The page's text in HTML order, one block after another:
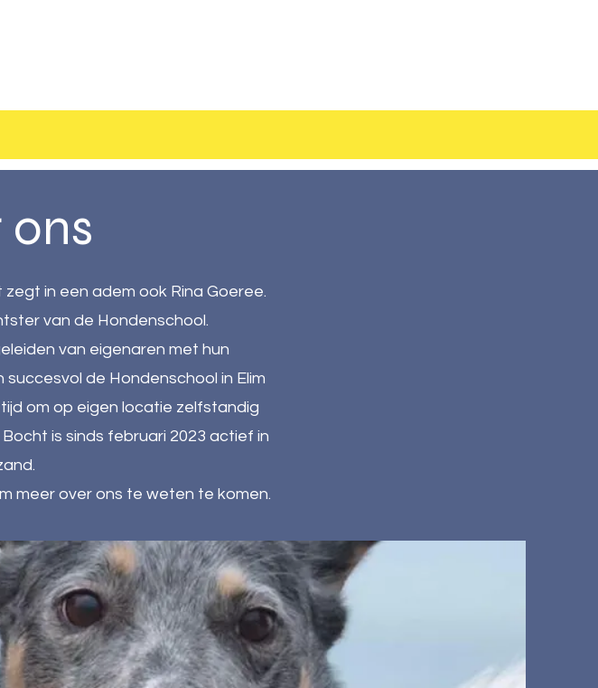
ons
in een adem ook Rina Goeree.
van de Hondenschool.
van eigenaren met hun
de Hondenschool in Elim
om op eigen locatie zelfstandig
is sinds februari 2023 actief in
meer over ons te weten te komen.